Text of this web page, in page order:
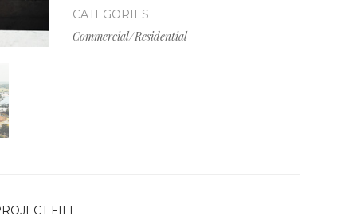
CATEGORIES
Commercial/Residential
FILE